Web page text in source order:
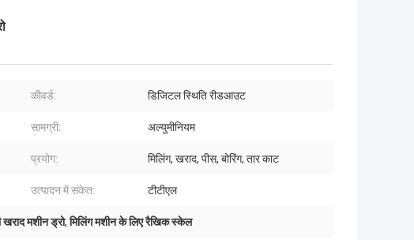
कीवर्ड: डिजिटल स्थिति रीडआउट
सामग्री: अल्युमीनियम
प्रयोग: मिलिंग, खराद, पीस, बोरिंग, तार काट
उत्पादन में संकेत: टीटीएल
खराद मशीन ड्रो,मिलिंग मशीन के लिए रैखिक स्केल